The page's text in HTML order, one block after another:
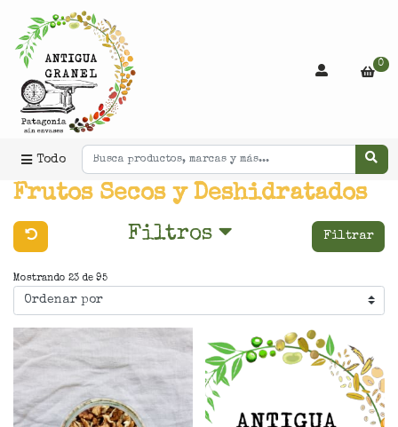
Todo
0
Frutos Secos y Deshidratados
Filtros Filtrar
Mostrando 23 de 95